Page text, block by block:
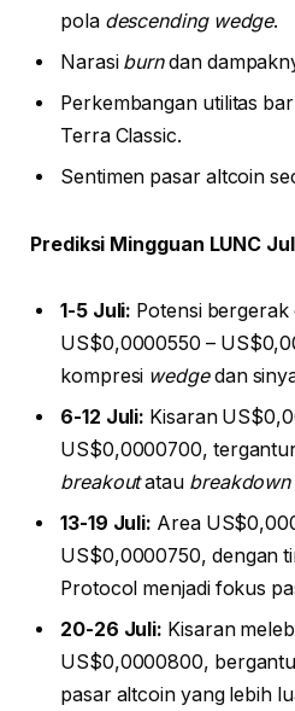
pola descending wedge.
Narasi burndan
Perkembangan utilitas
Terra Classic.
Sentimen pasar altcoin
Prediksi Mingguan LUNC
1-5 Juli: Potensi bergerak
US$0,0000550 –
kompresi wedgedan
6-12 Juli: Kisaran
US$0,0000700,
breakoutatau
13-19 Juli: Area
US$0,0000750, dengan
Protocol menjadi fokus
20-26 Juli: Kisaran
US$0,0000800,
pasar altcoin yang lebih